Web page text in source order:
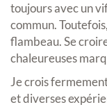
toujours avec un
commun.
flambeau. Se
chaleureuses
Je crois
et diverses